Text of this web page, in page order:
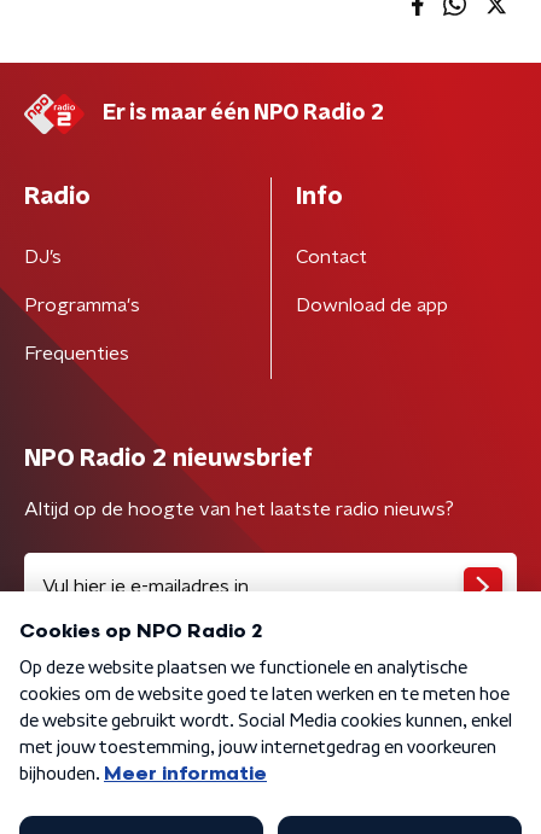
Er is maar één NPO Radio 2
Radio
DJ’s
Programma's
Frequenties
Info
Contact
Download de app
NPO Radio 2 nieuwsbrief
Altijd op de hoogte van het laatste radio nieuws?
Algemene voorwaarden